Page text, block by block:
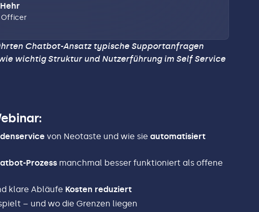
Officer
Chatbot-Ansatz typische Supportanfragen
wichtig Struktur und Nutzerführung im Self Service
von Neotaste und wie sie automatisiert
Prozess manchmal besser funktioniert als offene
klare Abläufe Kosten reduziert
– und wo die Grenzen liegen